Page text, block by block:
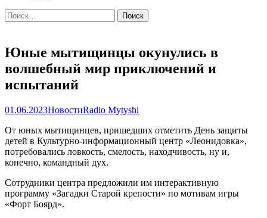
Найти:
Юные мытищинцы окунулись в
волшебный мир приключений и
испытаний
01.06.2023НовостиRadio Mytyshi
От юных мытищинцев, пришедших отметить День защиты
детей в Культурно-информационный центр «Леонидовка»,
потребовались ловкость, смелость, находчивость, ну и,
конечно, командный дух.
Сотрудники центра предложили им интерактивную
программу «Загадки Старой крепости» по мотивам игры
«Форт Боярд».